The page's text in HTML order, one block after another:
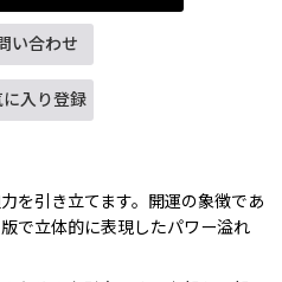
い合わせ
に入り登録
を引き立てます。開運の象徴であ
で立体的に表現したパワー溢れ